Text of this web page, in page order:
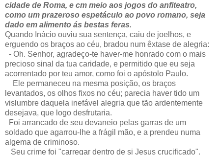
cidade de Roma, e cm meio aos jogos do anfiteatro,
como um prazeroso espetáculo ao povo romano, seja
dado em alimento ás bestas feras.
Quando Inácio ouviu sua sentença, caiu de joelhos, e
erguendo os braços ao céu, bradou num êxtase de alegria:
- Oh. Senhor, agradeço-te haver-me honrado com o mais
precioso sinal da tua caridade, e permitido que eu seja
acorrentado por teu amor, como foi o apóstolo Paulo.
Ele permaneceu na mesma posição, os braços
levantados, os olhos fixos no céu; parecia haver tido um
vislumbre daquela inefável alegria que tão ardentemente
desejava, que logo desfrutaria.
Foi arrancado de seu devaneio pelas garras de um
soldado que agarrou-lhe a frágil mão, e a prendeu numa
algema de criminoso.
Seu crime foi "carregar dentro de si Jesus crucificado".